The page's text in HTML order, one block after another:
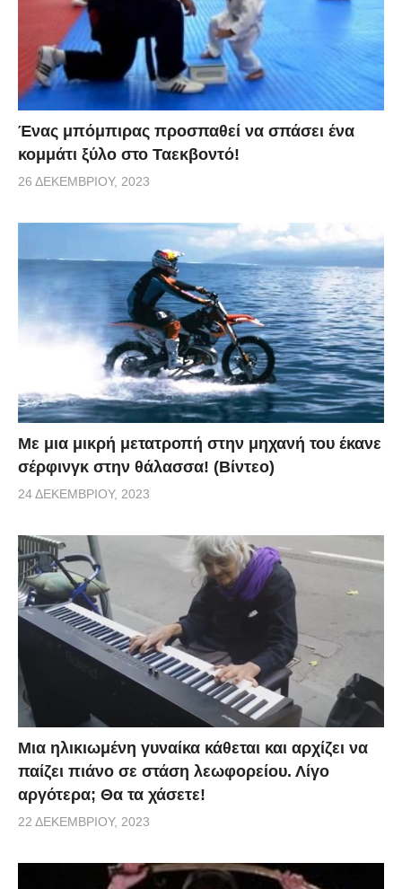
Ένας μπόμπιρας προσπαθεί να σπάσει ένα
κομμάτι ξύλο στο Ταεκβοντό!
26 ΔΕΚΕΜΒΡΊΟΥ, 2023
Με μια μικρή μετατροπή στην μηχανή του έκανε
σέρφινγκ στην θάλασσα! (Βίντεο)
24 ΔΕΚΕΜΒΡΊΟΥ, 2023
Μια ηλικιωμένη γυναίκα κάθεται και αρχίζει να
παίζει πιάνο σε στάση λεωφορείου. Λίγο
αργότερα; Θα τα χάσετε!
22 ΔΕΚΕΜΒΡΊΟΥ, 2023